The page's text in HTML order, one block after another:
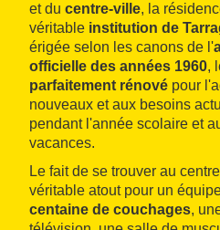
et du centre-ville, la
véritable institution de
érigée selon les canons de l'
officielle des années 1960,
parfaitement rénové pour
nouveaux et aux besoins
pendant l'année scolaire et
vacances.
Le fait de se trouver au
véritable atout pour un
centaine de couchages,